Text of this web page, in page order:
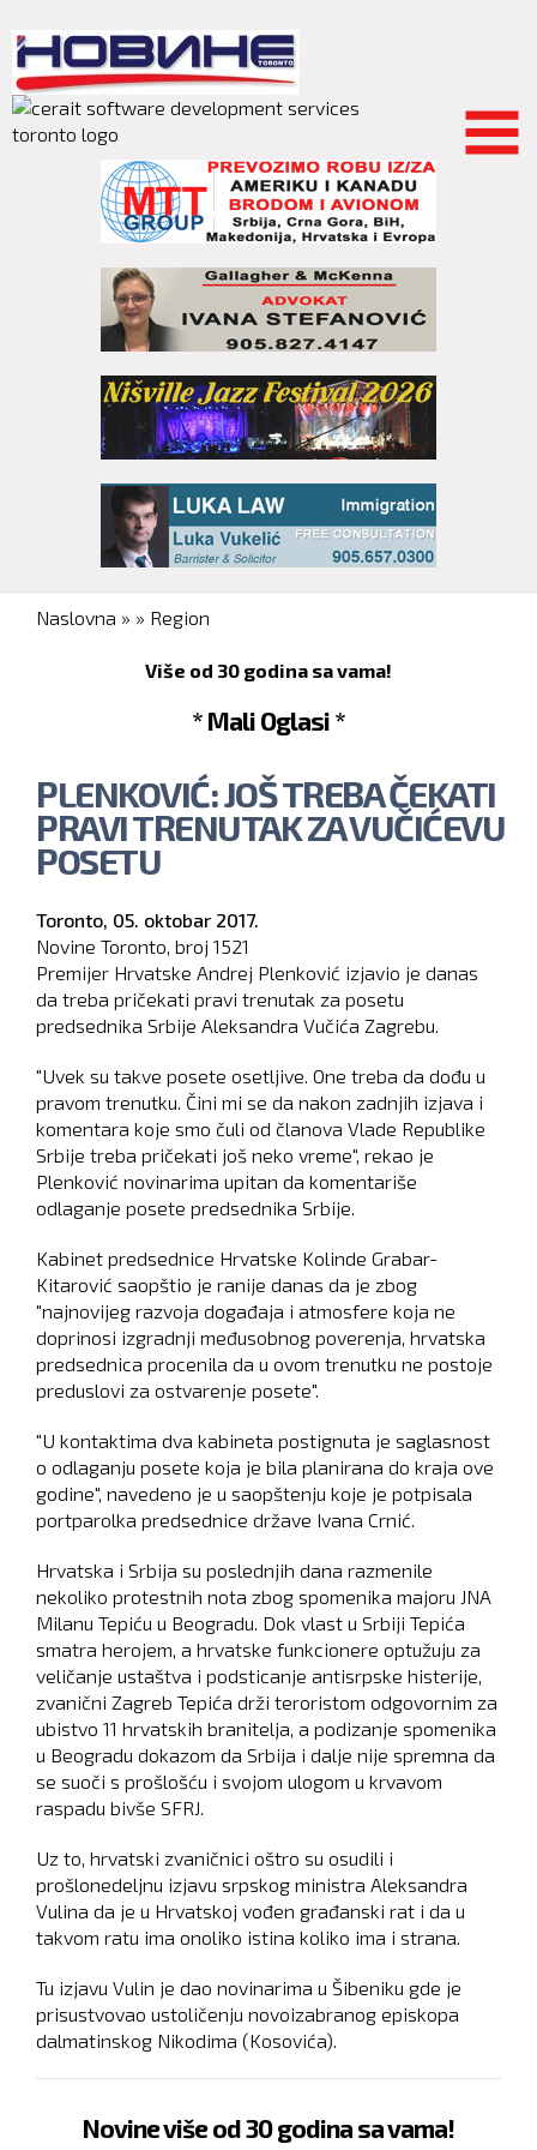
main
content
You are here
Naslovna » » Region
Više od 30 godina sa vama!
* Mali Oglasi *
PLENKOVIĆ: JOŠ TREBA ČEKATI
PRAVI TRENUTAK ZA VUČIĆEVU
POSETU
Toronto, 05. oktobar 2017.
Novine Toronto, broj 1521
Premijer Hrvatske Andrej Plenković izjavio je danas
da treba pričekati pravi trenutak za posetu
predsednika Srbije Aleksandra Vučića Zagrebu.
"Uvek su takve posete osetljive. One treba da dođu u
pravom trenutku. Čini mi se da nakon zadnjih izjava i
komentara koje smo čuli od članova Vlade Republike
Srbije treba pričekati još neko vreme", rekao je
Plenković novinarima upitan da komentariše
odlaganje posete predsednika Srbije.
Kabinet predsednice Hrvatske Kolinde Grabar-
Kitarović saopštio je ranije danas da je zbog
"najnovijeg razvoja događaja i atmosfere koja ne
doprinosi izgradnji međusobnog poverenja, hrvatska
predsednica procenila da u ovom trenutku ne postoje
preduslovi za ostvarenje posete".
"U kontaktima dva kabineta postignuta je saglasnost
o odlaganju posete koja je bila planirana do kraja ove
godine", navedeno je u saopštenju koje je potpisala
portparolka predsednice države Ivana Crnić.
Hrvatska i Srbija su poslednjih dana razmenile
nekoliko protestnih nota zbog spomenika majoru JNA
Milanu Tepiću u Beogradu. Dok vlast u Srbiji Tepića
smatra herojem, a hrvatske funkcionere optužuju za
veličanje ustaštva i podsticanje antisrpske histerije,
zvanični Zagreb Tepića drži teroristom odgovornim za
ubistvo 11 hrvatskih branitelja, a podizanje spomenika
u Beogradu dokazom da Srbija i dalje nije spremna da
se suoči s prošlošću i svojom ulogom u krvavom
raspadu bivše SFRJ.
Uz to, hrvatski zvaničnici oštro su osudili i
prošlonedeljnu izjavu srpskog ministra Aleksandra
Vulina da je u Hrvatskoj vođen građanski rat i da u
takvom ratu ima onoliko istina koliko ima i strana.
Tu izjavu Vulin je dao novinarima u Šibeniku gde je
prisustvovao ustoličenju novoizabranog episkopa
dalmatinskog Nikodima (Kosovića).
Novine više od 30 godina sa vama!